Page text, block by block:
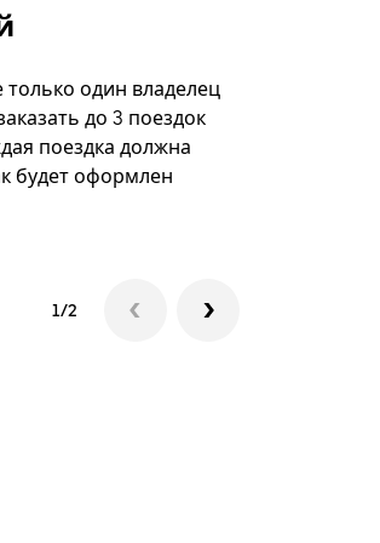
только один владелец
до 3 поездок
поездка должна
будет оформлен
1/2